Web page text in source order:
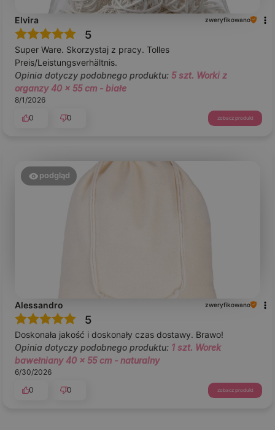
Elvira zweryfikowano
5
Super Ware. Skorzystaj z pracy. Tolles
Preis/Leistungsverhältnis.
Opinia dotyczy podobnego produktu: 5 szt. Worki z
organzy 40 x 55 cm - białe
8/1/2026
0
0 zobacz produkt
podgląd
Alessandro zweryfikowano
5
Doskonała jakość i doskonały czas dostawy. Brawo!
Opinia dotyczy podobnego produktu: 1 szt. Worek
bawełniany 40 x 55 cm - naturalny
6/30/2026
0
0 zobacz produkt